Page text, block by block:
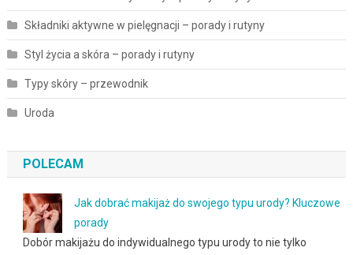
Składniki aktywne w pielęgnacji – porady i rutyny
Styl życia a skóra – porady i rutyny
Typy skóry – przewodnik
Uroda
POLECAM
Jak dobrać makijaż do swojego typu urody? Kluczowe
porady
Dobór makijażu do indywidualnego typu urody to nie tylko